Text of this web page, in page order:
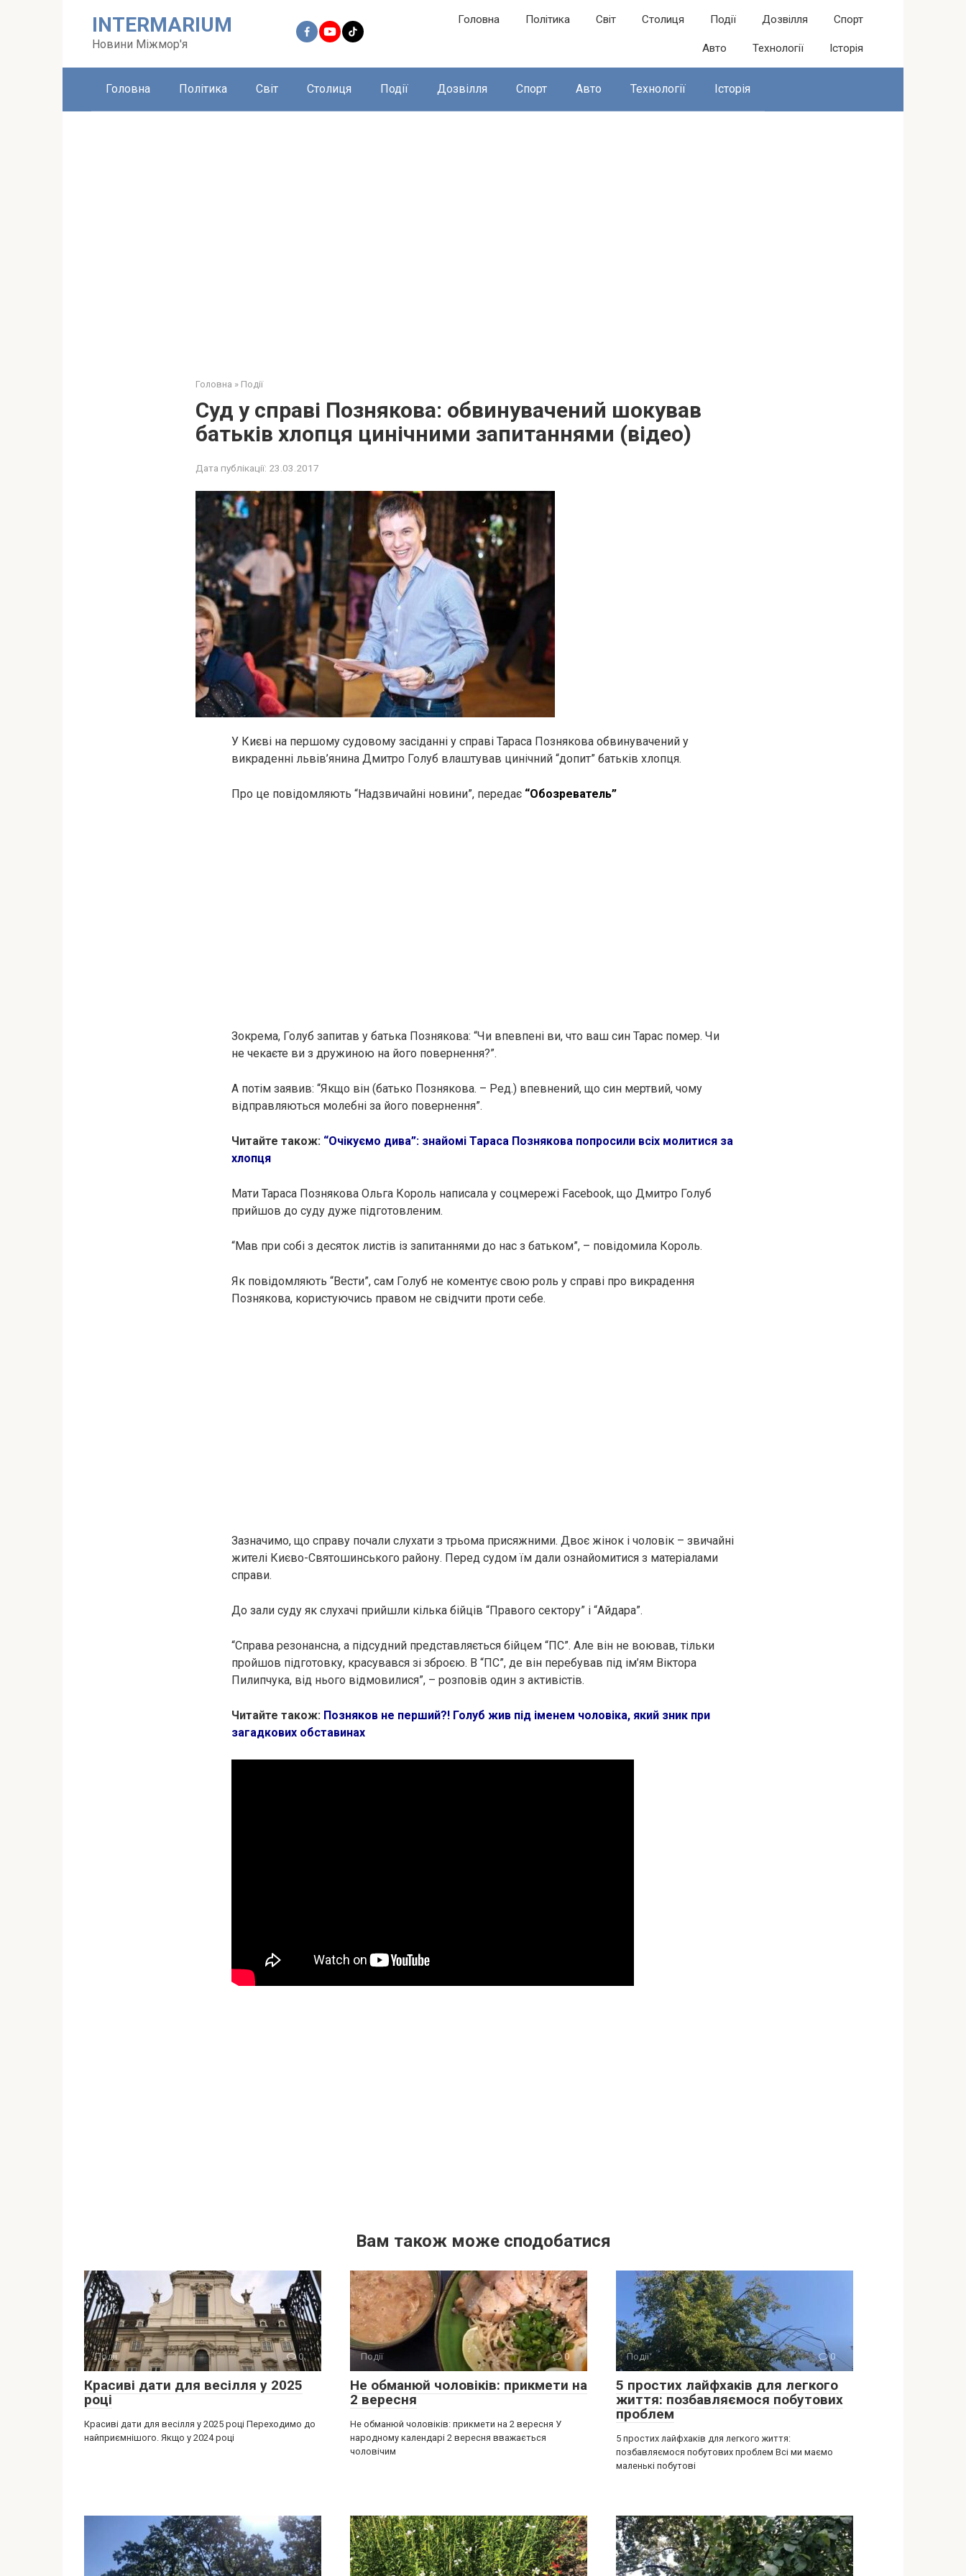
INTERMARIUM
Новини Міжмор'я
Головна Політика Світ Столиця Події Дозвілля Спорт
Авто Технології Історія
Головна Політика Світ Столиця Події Дозвілля Спорт Авто Технології Історія
Головна » Події
Суд у справі Познякова: обвинувачений шокував
батьків хлопця цинічними запитаннями (відео)
Дата публікації: 23.03.2017
У Києві на першому судовому засіданні у справі Тараса Познякова обвинувачений у
викраденні львів’янина Дмитро Голуб влаштував цинічний “допит” батьків хлопця.
Про це повідомляють “Надзвичайні новини”, передає “Обозреватель”
Зокрема, Голуб запитав у батька Познякова: “Чи впевпені ви, что ваш син Тарас помер. Чи
не чекаєте ви з дружиною на його повернення?”.
А потім заявив: “Якщо він (батько Познякова. – Ред.) впевнений, що син мертвий, чому
відправляються молебні за його повернення”.
Читайте також: “Очікуємо дива”: знайомі Тараса Познякова попросили всіх молитися за
хлопця
Мати Тараса Познякова Ольга Король написала у соцмережі Facebook, що Дмитро Голуб
прийшов до суду дуже підготовленим.
“Мав при собі з десяток листів із запитаннями до нас з батьком”, – повідомила Король.
Як повідомляють “Вести”, сам Голуб не коментує свою роль у справі про викрадення
Познякова, користуючись правом не свідчити проти себе.
Зазначимо, що справу почали слухати з трьома присяжними. Двоє жінок і чоловік – звичайні
жителі Києво-Святошинського району. Перед судом їм дали ознайомитися з матеріалами
справи.
До зали суду як слухачі прийшли кілька бійців “Правого сектору” і “Айдара”.
“Справа резонансна, а підсудний представляється бійцем “ПС”. Але він не воював, тільки
пройшов підготовку, красувався зі зброєю. В “ПС”, де він перебував під ім’ям Віктора
Пилипчука, від нього відмовилися”, – розповів один з активістів.
Читайте також: Позняков не перший?! Голуб жив під іменем чоловіка, який зник при
загадкових обставинах
Вам також може сподобатися
Події 0
Красиві дати для весілля у 2025
році
Красиві дати для весілля у 2025 році Переходимо до
найприємнішого. Якщо у 2024 році
Події 0
Не обманюй чоловіків: прикмети на
2 вересня
Не обманюй чоловіків: прикмети на 2 вересня У
народному календарі 2 вересня вважається
чоловічим
Події 0
5 простих лайфхаків для легкого
життя: позбавляємося побутових
проблем
5 простих лайфхаків для легкого життя:
позбавляємося побутових проблем Всі ми маємо
маленькі побутові